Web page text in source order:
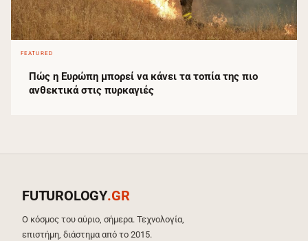
FEATURED
Πώς η Ευρώπη μπορεί να κάνει τα τοπία της πιο
ανθεκτικά στις πυρκαγιές
FUTUROLOGY.GR
Ο κόσμος του αύριο, σήμερα. Τεχνολογία,
επιστήμη, διάστημα από το 2015.